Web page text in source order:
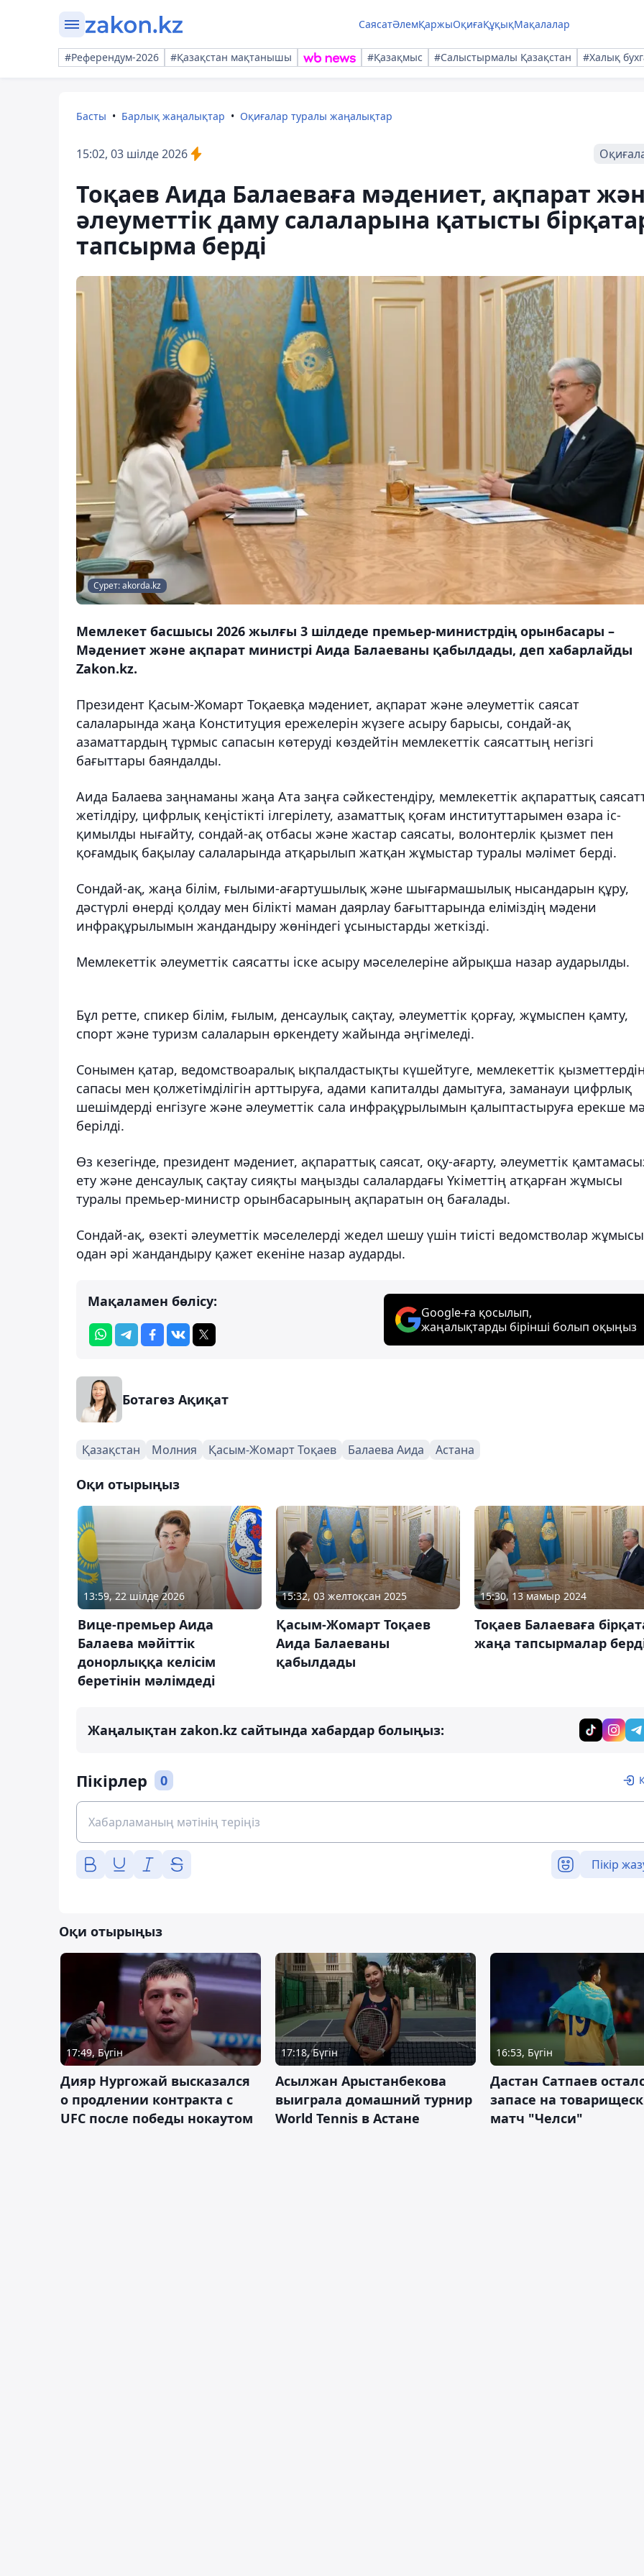
СаясатӘлемҚаржыОқиғаҚұқықМақалалар
#Референдум-2026 #Қазақстан мақтанышы #Қазақмыс #Салыстырмалы Қазақстан #Халық
Басты Барлық жаңалықтар Оқиғалар туралы жаңалықтар
15:02, 03 шілде 2026
Тоқаев Аида Балаеваға мәдениет, ақпарат
әлеуметтік даму салаларына қатысты
тапсырма берді
Сурет: akorda.kz
Мемлекет басшысы 2026 жылғы 3 шілдеде премьер-министрдің орынбасары –
Мәдениет және ақпарат министрі Аида Балаеваны қабылдады, деп хабарлайды
Zakon.kz.
Президент Қасым-Жомарт Тоқаевқа мәдениет, ақпарат және әлеуметтік саясат
салаларында жаңа Конституция ережелерін жүзеге асыру барысы, сондай-ақ
азаматтардың тұрмыс сапасын көтеруді көздейтін мемлекеттік саясаттың негізгі
бағыттары баяндалды.
Аида Балаева заңнаманы жаңа Ата заңға сәйкестендіру, мемлекеттік ақпараттық
жетілдіру, цифрлық кеңістікті ілгерілету, азаматтық қоғам институттарымен өзара іс-
қимылды нығайту, сондай-ақ отбасы және жастар саясаты, волонтерлік қызмет пен
қоғамдық бақылау салаларында атқарылып жатқан жұмыстар туралы мәлімет берді.
Сондай-ақ, жаңа білім, ғылыми-ағартушылық және шығармашылық нысандарын құру,
дәстүрлі өнерді қолдау мен білікті маман даярлау бағыттарында еліміздің мәдени
инфрақұрылымын жандандыру жөніндегі ұсыныстарды жеткізді.
Мемлекеттік әлеуметтік саясатты іске асыру мәселелеріне айрықша назар аударылды.
Бұл ретте, спикер білім, ғылым, денсаулық сақтау, әлеуметтік қорғау, жұмыспен қамту,
спорт және туризм салаларын өркендету жайында әңгімеледі.
Сонымен қатар, ведомствоаралық ықпалдастықты күшейтуге, мемлекеттік қызметтердің
сапасы мен қолжетімділігін арттыруға, адами капиталды дамытуға, заманауи цифрлық
шешімдерді енгізуге және әлеуметтік сала инфрақұрылымын қалыптастыруға ерекше
берілді.
Өз кезегінде, президент мәдениет, ақпараттық саясат, оқу-ағарту, әлеуметтік
ету және денсаулық сақтау сияқты маңызды салалардағы Үкіметтің атқарған жұмысы
туралы премьер-министр орынбасарының ақпаратын оң бағалады.
Сондай-ақ, өзекті әлеуметтік мәселелерді жедел шешу үшін тиісті ведомстволар
одан әрі жандандыру қажет екеніне назар аударды.
Мақаламен бөлісу:
Google-ға қосылып,
жаңалықтарды бірінші болып оқыңыз
Ботагөз Ақиқат
Қазақстан Молния Қасым-Жомарт Тоқаев Балаева Аида Астана
Оқи отырыңыз
13:59, 22 шілде 2026
Вице-премьер Аида
Балаева мәйіттік
донорлыққа келісім
беретінін мәлімдеді
15:32, 03 желтоқсан 2025
Қасым-Жомарт Тоқаев
Аида Балаеваны
қабылдады
15:30, 13 мамыр 2024
Тоқаев Балаеваға
жаңа тапсырмалар
Жаңалықтан zakon.kz сайтында хабардар болыңыз:
Пікірлер 0
Пікір
Оқи отырыңыз
17:49, Бүгін
Дияр Нургожай высказался
о продлении контракта с
UFC после победы нокаутом
17:18, Бүгін
Асылжан Арыстанбекова
выиграла домашний турнир
World Tennis в Астане
16:53, Бүгін
Дастан Сатпаев
запасе на
матч "Челси"